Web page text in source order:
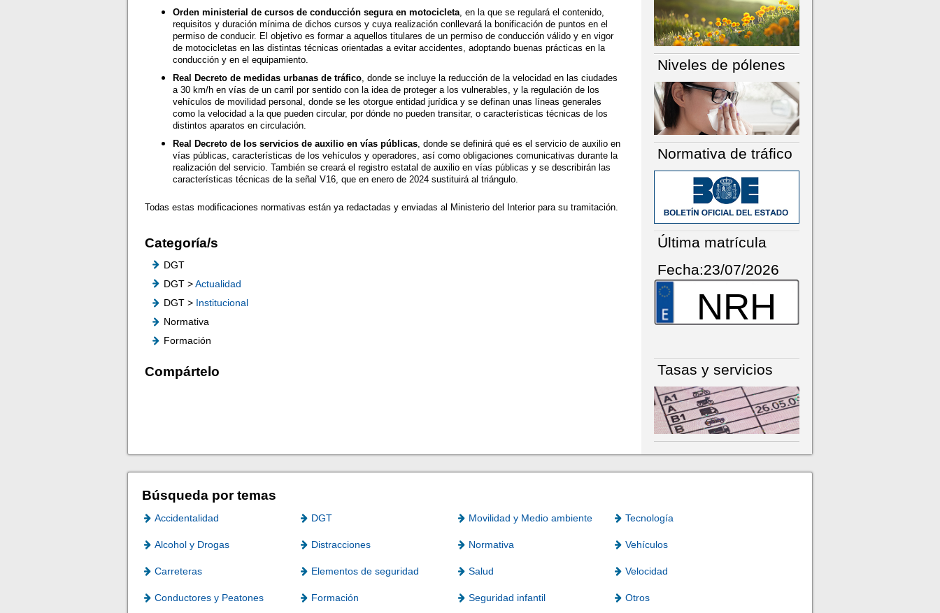
Orden ministerial de cursos de conducción segura en motocicleta , en la que se regulará el contenido,
requisitos y duración mínima de dichos cursos y cuya realización conllevará la bonificación de puntos en el
permiso de conducir. El objetivo es formar a aquellos titulares de un permiso de conducción válido y en vigor
de motocicletas en las distintas técnicas orientadas a evitar accidentes, adoptando buenas prácticas en la
conducción y en el equipamiento.
Real Decreto de medidas urbanas de tráfico , donde se incluye la reducción de la velocidad en las ciudades
a 30 km/h en vías de un carril por sentido con la idea de proteger a los vulnerables, y la regulación de los
vehículos de movilidad personal, donde se les otorgue entidad jurídica y se definan unas líneas generales
como la velocidad a la que pueden circular, por dónde no pueden transitar, o características técnicas de los
distintos aparatos en circulación.
Real Decreto de los servicios de auxilio en vías públicas, donde se definirá qué es el servicio de auxilio en
vías públicas, características de los vehículos y operadores, así como obligaciones comunicativas durante la
realización del servicio. También se creará el registro estatal de auxilio en vías públicas y se describirán las
características técnicas de la señal V16, que en enero de 2024 sustituirá al triángulo.
Todas estas modificaciones normativas están ya redactadas y enviadas al Ministerio del Interior para su tramitación.
Categoría/s
DGT
DGT >Actualidad
DGT > Institucional
Normativa
Formación
Compártelo
Niveles de pólenes
Normativa de tráfico
Última matrícula
Fecha:23/07/2026
NRH
Tasas y servicios
Búsqueda por temas
Accidentalidad DGT Movilidad y Medio ambiente Tecnología
Alcohol y Drogas Distracciones Normativa Vehículos
Carreteras Elementos de seguridad Salud Velocidad
Conductores y Peatones Formación Seguridad infantil Otros